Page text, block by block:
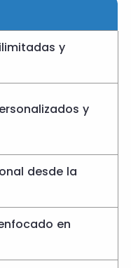
y
y
desde la
en